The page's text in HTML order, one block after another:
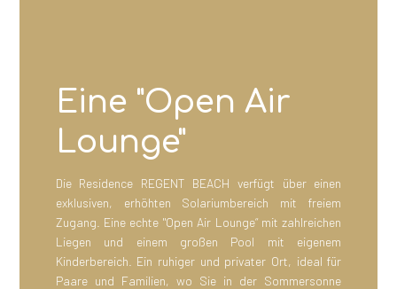
Eine "Open Air
Lounge"
Die Residence REGENT BEACH verfügt über einen
exklusiven, erhöhten Solariumbereich mit freiem
Zugang. Eine echte "Open Air Lounge“ mit zahlreichen
Liegen und einem großen Pool mit eigenem
Kinderbereich. Ein ruhiger und privater Ort, ideal für
Paare und Familien, wo Sie in der Sommersonne